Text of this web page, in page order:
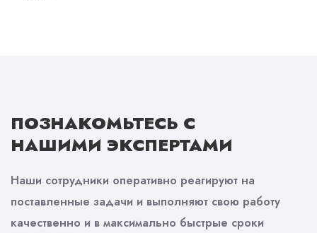
ПОЗНАКОМЬТЕСЬ С
НАШИМИ ЭКСПЕРТАМИ
Наши сотрудники оперативно реагируют на
поставленные задачи и выполняют свою работу
качественно и в максимально быстрые сроки